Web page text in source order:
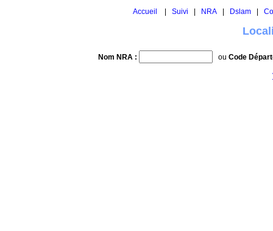
Accueil Suivi NRA Dslam
Nom NRA : ou Code